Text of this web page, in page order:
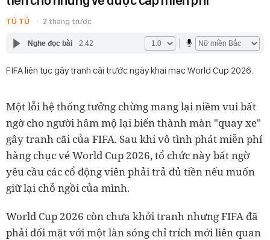
TÚ TÚ 2 tháng trước
Nghe đọc bài 2:42
FIFA liên tục gây tranh cãi trước ngày khai mạc World Cup 2026.
Một lỗi hệ thống tưởng chừng mang lại niềm vui bất
ngờ cho người hâm mộ lại biến thành màn "quay xe"
gây tranh cãi của FIFA. Sau khi vô tình phát miễn phí
hàng chục vé World Cup 2026, tổ chức này bất ngờ
yêu cầu các cổ động viên phải trả đủ tiền nếu muốn
giữ lại chỗ ngồi của mình.
World Cup 2026 còn chưa khởi tranh nhưng FIFA đã
phải đối mặt với một làn sóng chỉ trích mới liên quan